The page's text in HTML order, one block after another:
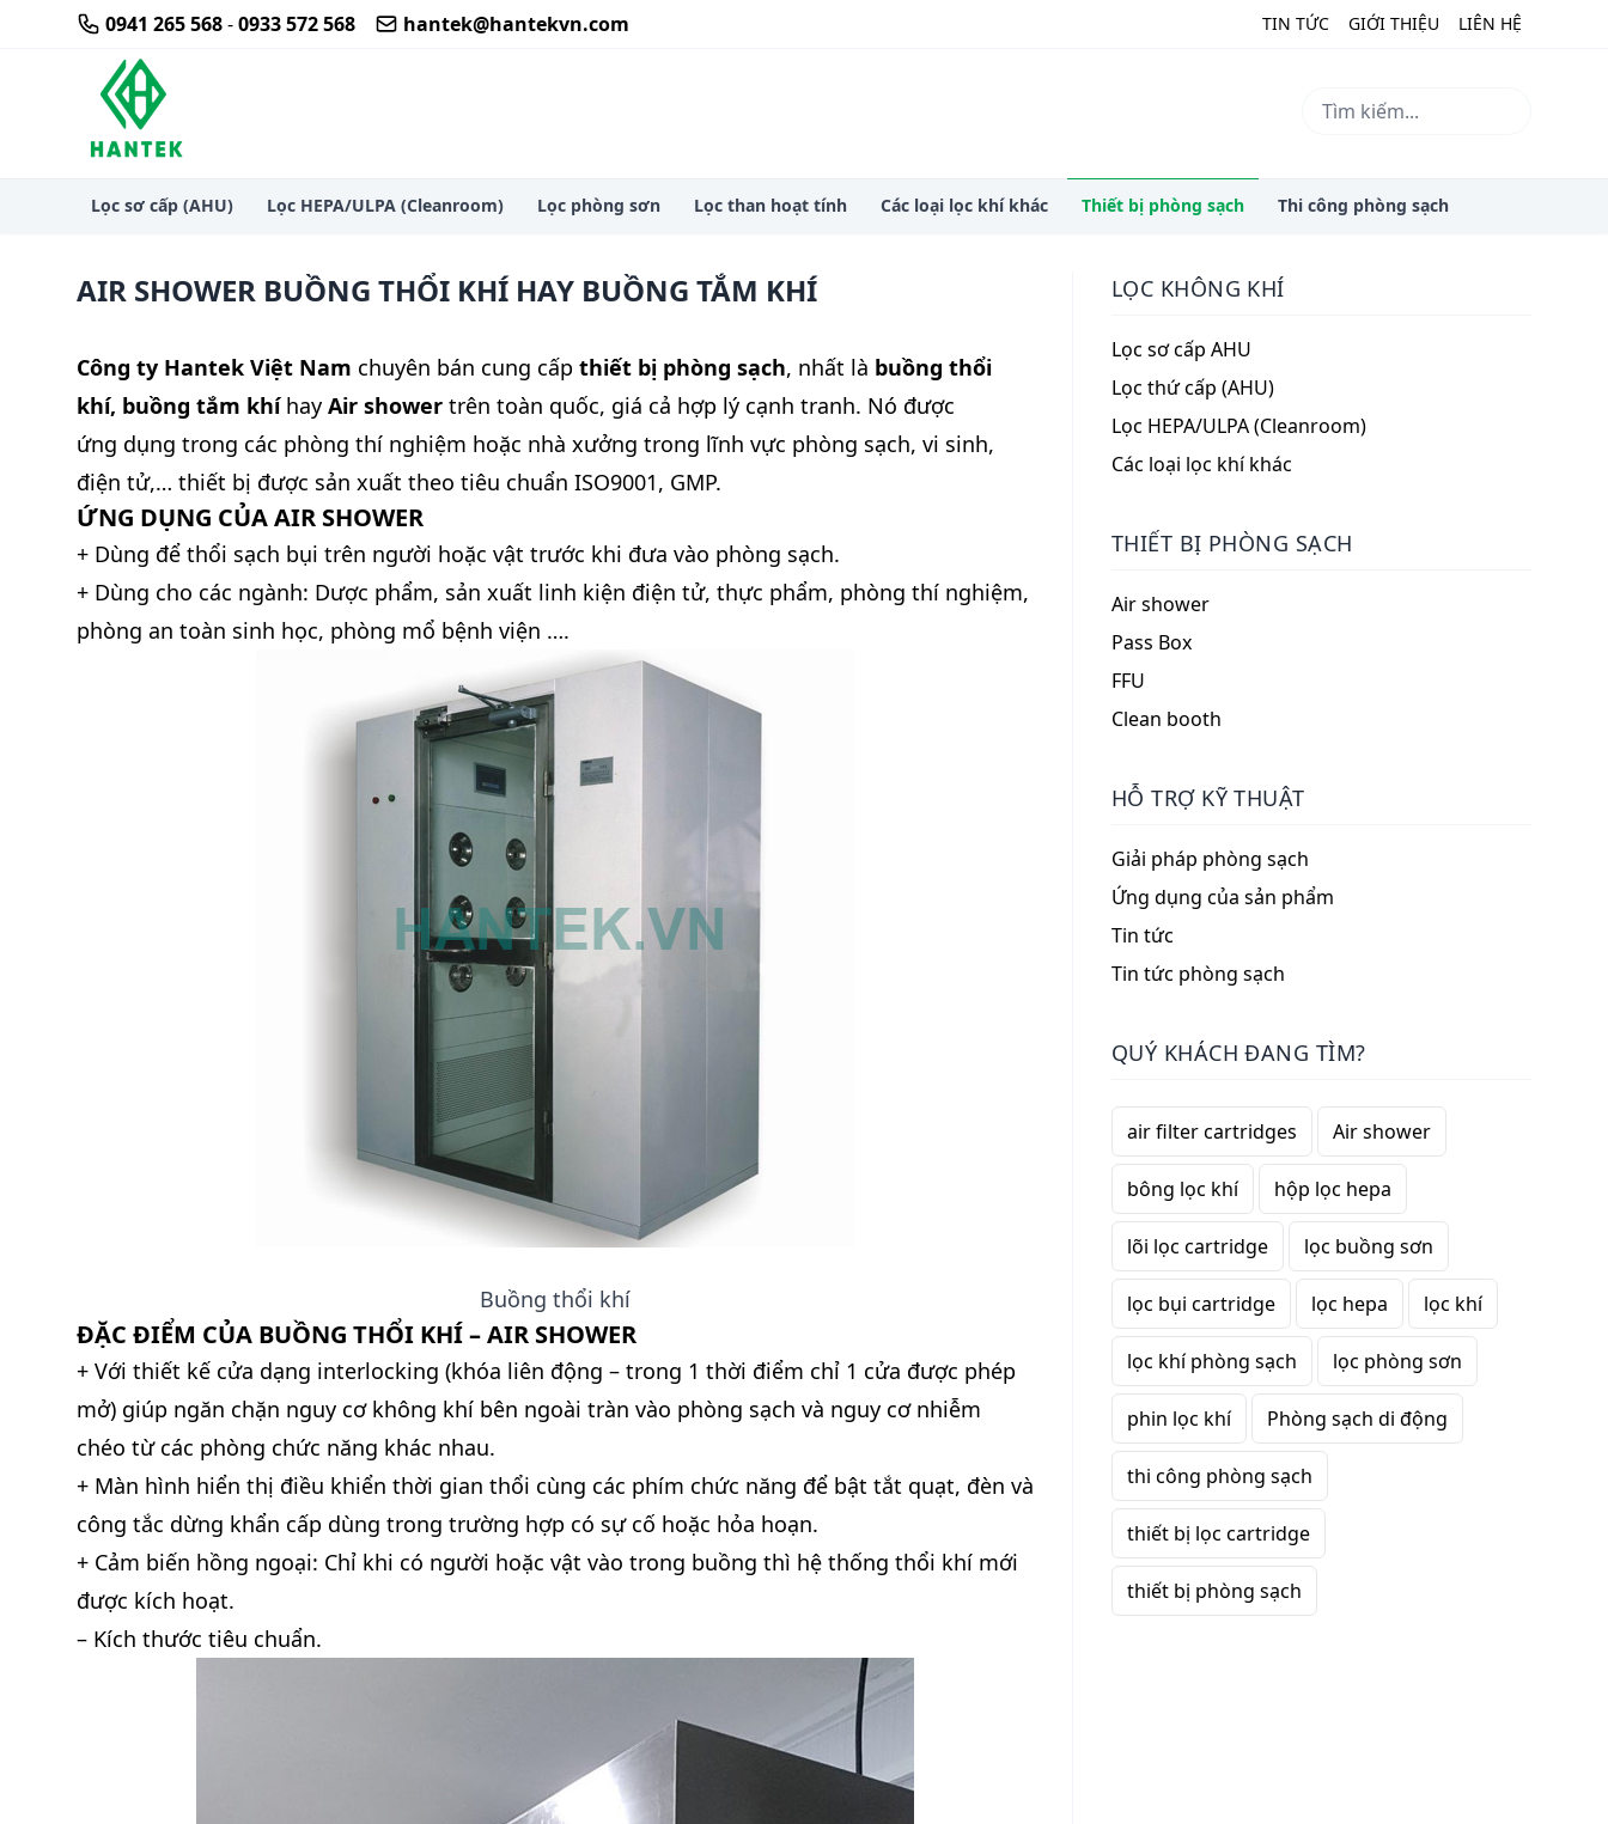
0941 265 568-0933 572 568 hantek@hantekvn.com TIN TỨC GIỚI THIỆU LIÊN HỆ
Lọc sơ cấp (AHU) Lọc HEPA/ULPA (Cleanroom) Lọc phòng sơn Lọc than hoạt tính Các loại lọc khí khác Thiết bị phòng sạch Thi công phòng sạch
AIR SHOWER BUỒNG THỔI KHÍ HAY BUỒNG TẮM KHÍ
Công ty Hantek Việt Nam chuyên bán cung cấp thiết bị phòng sạch, nhất là buồng thổi
khí, buồng tắm khíhay Air shower trên toàn quốc, giá cả hợp lý cạnh tranh. Nó được
ứng dụng trong các phòng thí nghiệm hoặc nhà xưởng trong lĩnh vực phòng sạch, vi sinh,
điện tử,… thiết bị được sản xuất theo tiêu chuẩn ISO9001, GMP.
ỨNG DỤNG CỦAAIR SHOWER
+ Dùng để thổi sạch bụi trên người hoặc vật trước khi đưa vào phòng sạch.
+ Dùng cho các ngành: Dược phẩm, sản xuất linh kiện điện tử, thực phẩm, phòng thí nghiệm,
phòng an toàn sinh học, phòng mổ bệnh viện ….
Buồng thổi khí
ĐẶC ĐIỂM CỦA BUỒNG THỔI KHÍ – AIR SHOWER
+ Với thiết kế cửa dạng interlocking (khóa liên động – trong 1 thời điểm chỉ 1 cửa được phép
mở) giúp ngăn chặn nguy cơ không khí bên ngoài tràn vào phòng sạch và nguy cơ nhiễm
chéo từ các phòng chức năng khác nhau.
+ Màn hình hiển thị điều khiển thời gian thổi cùng các phím chức năng để bật tắt quạt, đèn và
công tắc dừng khẩn cấp dùng trong trường hợp có sự cố hoặc hỏa hoạn.
+ Cảm biến hồng ngoại: Chỉ khi có người hoặc vật vào trong buồng thì hệ thống thổi khí mới
được kích hoạt.
– Kích thước tiêu chuẩn.
LỌC KHÔNG KHÍ
Lọc sơ cấp AHU
Lọc thứ cấp (AHU)
Lọc HEPA/ULPA (Cleanroom)
Các loại lọc khí khác
THIẾT BỊ PHÒNG SẠCH
Air shower
Pass Box
FFU
Clean booth
HỖ TRỢ KỸ THUẬT
Giải pháp phòng sạch
Ứng dụng của sản phẩm
Tin tức
Tin tức phòng sạch
QUÝ KHÁCH ĐANG TÌM?
air filter cartridges Air shower
bông lọc khí hộp lọc hepa
lõi lọc cartridge lọc buồng sơn
lọc bụi cartridge lọc hepa lọc khí
lọc khí phòng sạch lọc phòng sơn
phin lọc khí Phòng sạch di động
thi công phòng sạch
thiết bị lọc cartridge
thiết bị phòng sạch